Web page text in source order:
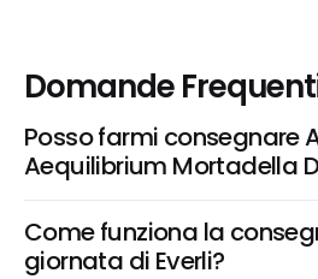
Domande
Posso farmi consegnare
Aequilibrium Mortadella
Come funziona la
giornata di Everli?